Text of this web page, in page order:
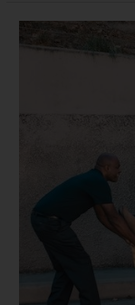
funciona